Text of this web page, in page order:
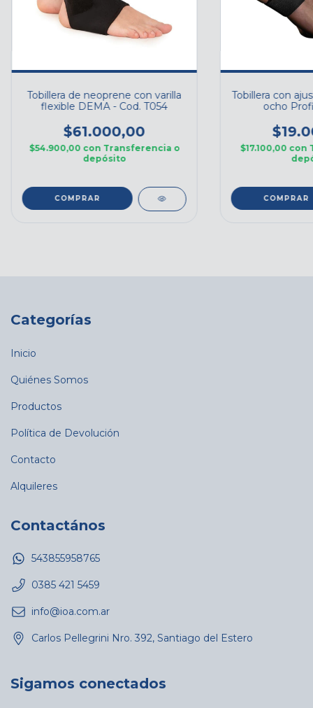
Tobillera de neoprene con varilla
flexible DEMA - Cod. T054
$61.000,00
$54.900,00 con Transferencia o
depósito
COMPRAR
Tobillera con
ocho
$17.100,00 con
COMPRAR
Categorías
Inicio
Quiénes Somos
Productos
Política de Devolución
Contacto
Alquileres
Contactános
543855958765
0385 421 5459
info@ioa.com.ar
Carlos Pellegrini Nro. 392, Santiago del Estero
Sigamos conectados